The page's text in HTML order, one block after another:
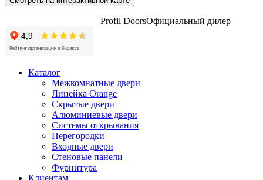
Profil DoorsОфициальный дилер
Каталог
Межкомнатные двери
Линейка Orange
Скрытые двери
Алюминиевые двери
Системы открывания
Перегородки
Входные двери
Стеновые панели
Фурнитура